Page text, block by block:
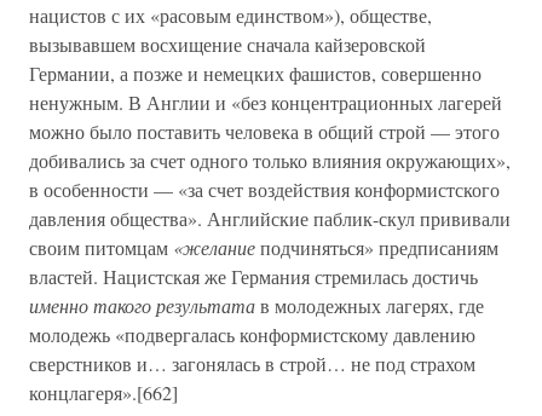
нацистов с их «расовым единством»), обществе,
вызывавшем восхищение сначала кайзеровской
Германии, а позже и немецких фашистов, совершенно
ненужным. В Англии и «без концентрационных лагерей
можно было поставить человека в общий строй — этого
добивались за счет одного только влияния окружающих»,
в особенности — «за счет воздействия конформистского
давления общества». Английские паблик-скул прививали
своим питомцам «желаниеподчиняться» предписаниям
властей. Нацистская же Германия стремилась достичь
именно такого результатав молодежных лагерях, где
молодежь «подвергалась конформистскому давлению
сверстников и… загонялась в строй… не под страхом
концлагеря».[662]